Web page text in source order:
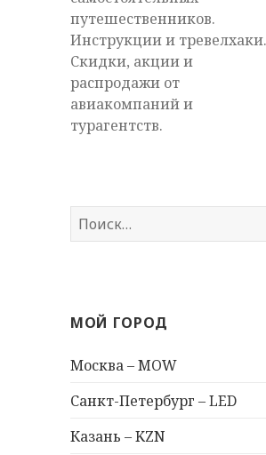
путешественников.
Инструкции и тревелхаки.
Скидки, акции и
распродажи от
авиакомпаний и
турагентств.
Найти:
МОЙ ГОРОД
Москва – MOW
Санкт-Петербург – LED
Казань – KZN